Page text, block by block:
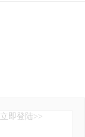
即登陆>>